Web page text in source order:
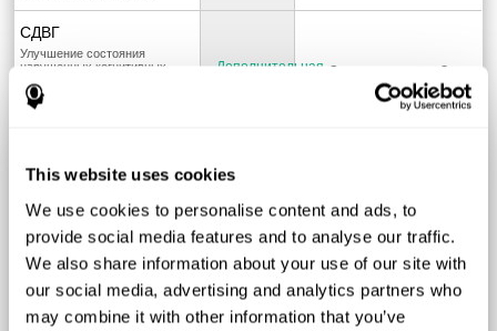
This website uses cookies
We use cookies to personalise content and ads, to
provide social media features and to analyse our traffic.
We also share information about your use of our site with
our social media, advertising and analytics partners who
may combine it with other information that you’ve
СДВГ
Улучшение состояния
нарушенных когнитивных
невнимательностью и
гиперактивностью или
Дополнительная Заинтересованы?
Свяжитесь с нами
Болезнь Паркинсона
снижение влияния лёгкого
когнитивного нарушения из-за
болезни Паркинсона.
информация
Свяжитесь с нами
Дискалькулия
Улучшение состояния
когнитивных способностей,
связанных с приобретением и
Дополнительная
информация
Заинтересованы?
Свяжитесь с нами